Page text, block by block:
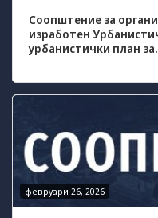
Соопштение за
изработен
урбанистички план
февруари 26, 2026